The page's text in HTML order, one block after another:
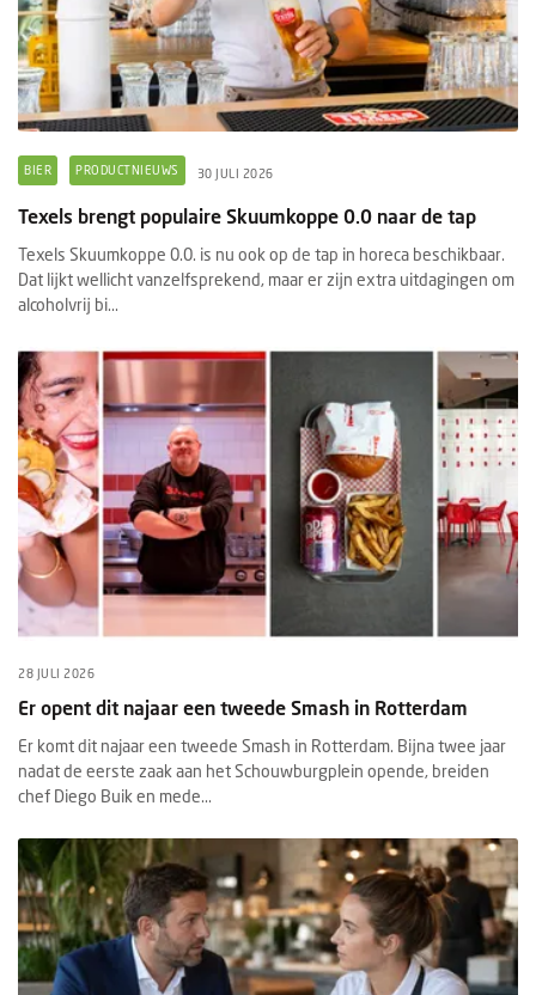
BIER PRODUCTNIEUWS 30 JULI 2026
Texels brengt populaire Skuumkoppe 0.0 naar de tap
Texels Skuumkoppe 0.0. is nu ook op de tap in horeca beschikbaar.
Dat lijkt wellicht vanzelfsprekend, maar er zijn extra uitdagingen om
alcoholvrij bi...
28 JULI 2026
Er opent dit najaar een tweede Smash in Rotterdam
Er komt dit najaar een tweede Smash in Rotterdam. Bijna twee jaar
nadat de eerste zaak aan het Schouwburgplein opende, breiden
chef Diego Buik en mede...